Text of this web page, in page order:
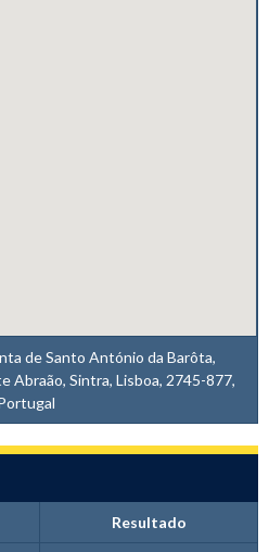
de Santo António da Barôta,
Abraão, Sintra, Lisboa, 2745-877,
Resultado